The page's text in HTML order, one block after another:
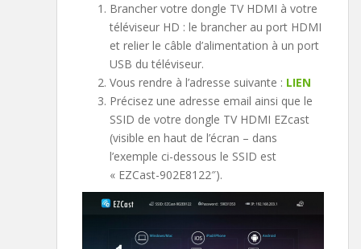
Brancher votre dongle TV HDMI à votre
téléviseur HD : le brancher au port HDMI
et relier le câble d’alimentation à un port
USB du téléviseur.
Vous rendre à l’adresse suivante : LIEN
Précisez une adresse email ainsi que le
SSID de votre dongle TV HDMI EZcast
(visible en haut de l’écran – dans
l’exemple ci-dessous le SSID est
« EZCast-902E8122″).